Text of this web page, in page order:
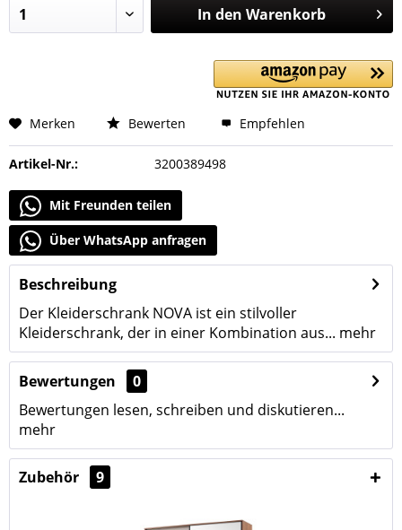
In den Warenkorb
Merken Bewerten Empfehlen
Artikel-Nr.: 3200389498
Mit Freunden teilen
Über WhatsApp anfragen
Beschreibung
Der Kleiderschrank NOVA ist ein stilvoller
Kleiderschrank, der in einer Kombination aus... mehr
Bewertungen
0
Bewertungen lesen, schreiben und diskutieren...
mehr
Zubehör 9